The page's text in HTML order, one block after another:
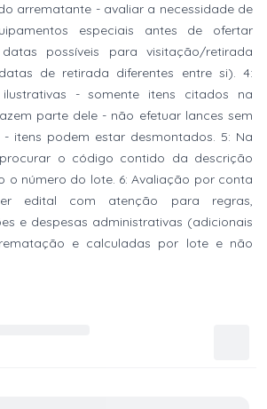
arrematante - avaliar a necessidade de
especiais antes de ofertar
possíveis para visitação/retirada
de retirada diferentes entre si). 4:
- somente itens citados na
parte dele - não efetuar lances sem
itens podem estar desmontados. 5: Na
o código contido da descrição
o número do lote. 6: Avaliação por conta
edital com atenção para regras,
e despesas administrativas (adicionais
e calculadas por lote e não